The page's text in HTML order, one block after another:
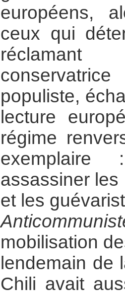
européens,
ceux qui
réclamant
populiste,
lecture
régime
assassiner
et les
mobilisation
lendemain de
Chili avait